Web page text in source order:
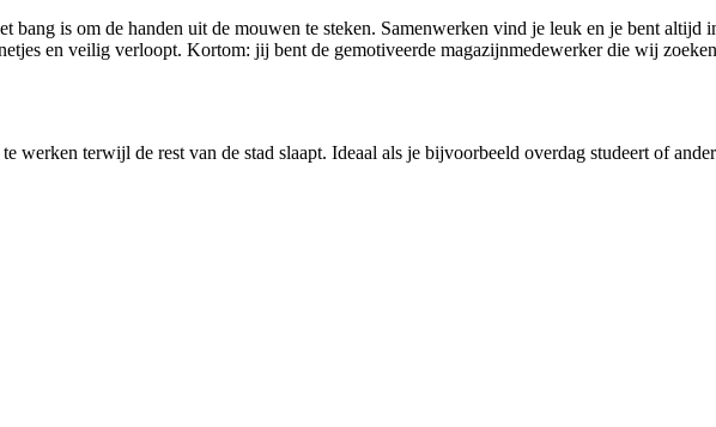
bang is om de handen uit de mouwen te steken. Samenwerken vind je leuk en je bent altijd
en veilig verloopt. Kortom: jij bent de gemotiveerde magazijnmedewerker die wij
terwijl de rest van de stad slaapt. Ideaal als je bijvoorbeeld overdag studeert of